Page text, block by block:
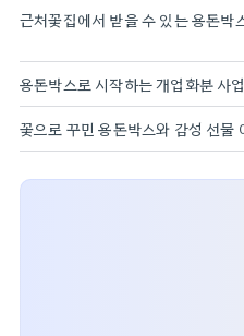
용돈박스로 시작하는 개업화분 사
꽃으로 꾸민 용돈박스와 감성 선물